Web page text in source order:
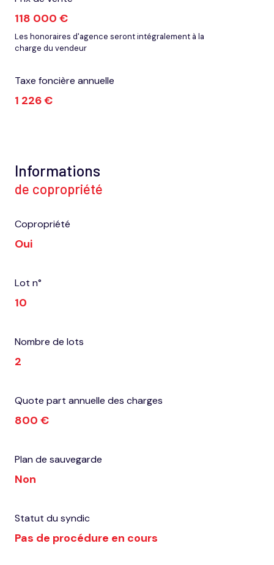
118 000 €
Les honoraires d'agence seront intégralement à la
charge du vendeur
Taxe foncière annuelle
1 226 €
Informations
de copropriété
Copropriété
Oui
Lot n°
10
Nombre de lots
2
Quote part annuelle des charges
800 €
Plan de sauvegarde
Non
Statut du syndic
Pas de procédure en cours